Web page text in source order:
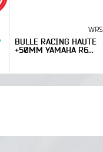
WRS
BULLE RACING HAUTE
+50MM YAMAHA R6...